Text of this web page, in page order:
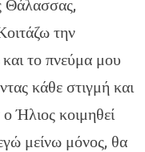
Θάλασσας,
την
το πνεύμα μου
κάθε στιγμή και
ο Ήλιος κοιμηθεί
μείνω μόνος, θα